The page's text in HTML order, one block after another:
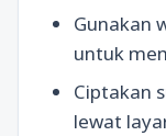
Gunakan
untuk
Ciptakan
lewat